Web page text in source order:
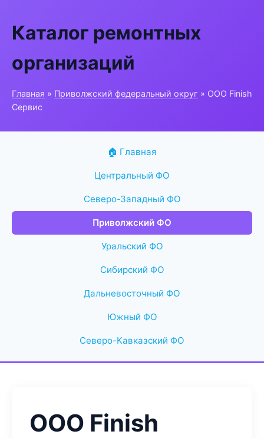
Каталог ремонтных
организаций
Главная » Приволжский федеральный округ » ООО Finish
Сервис
🏠 Главная
Центральный ФО
Северо-Западный ФО
Приволжский ФО
Уральский ФО
Сибирский ФО
Дальневосточный ФО
Южный ФО
Северо-Кавказский ФО
ООО Finish